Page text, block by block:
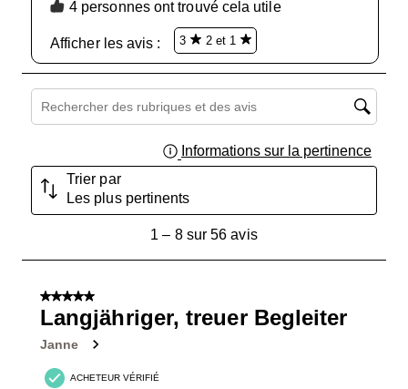
klein und die 40 schon zu groß.
4 personnes ont trouvé cela utile
Afficher les avis : 3 2 et 1
Zone de recherche de sujet et d'avis
Informations sur la pertinence
Trier par
Les plus pertinents
sur
avis.
1 – 8 sur 56 avis
5 sur 5 étoiles.
Langjähriger, treuer Begleiter
Janne
ACHETEUR VÉRIFIÉ